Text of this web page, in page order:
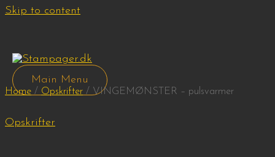
Skip to content
Main Menu
Home / Opskrifter / VINGEMØNSTER – pulsvarmer
Opskrifter